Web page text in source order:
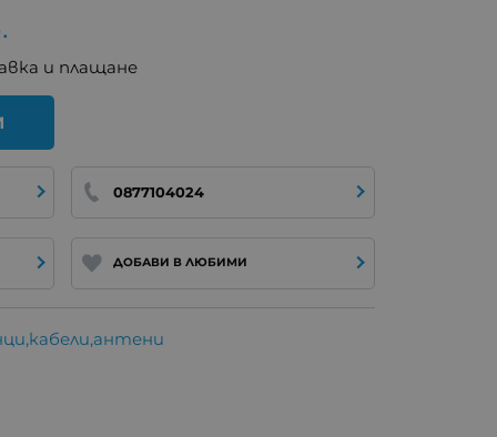
и плащане
0877104024
ДОБАВИ В ЛЮБИМИ